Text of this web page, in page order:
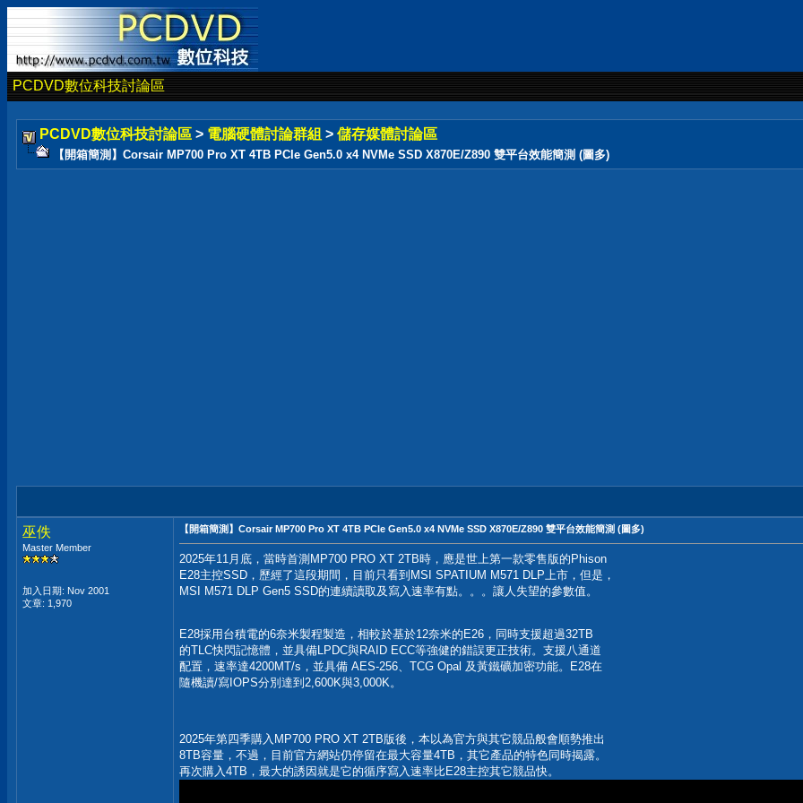
PCDVD數位科技討論區
PCDVD數位科技討論區 > 電腦硬體討論群組 > 儲存媒體討論區
【開箱簡測】Corsair MP700 Pro XT 4TB PCIe Gen5.0 x4 NVMe SSD X870E/Z890 雙平台效能簡測 (圖多)
巫佚
Master Member
加入日期: Nov 2001
文章: 1,970
【開箱簡測】Corsair MP700 Pro XT 4TB PCIe Gen5.0 x4 NVMe SSD X870E/Z890 雙平台效能簡測 (圖多)
2025年11月底，當時首測MP700 PRO XT 2TB時，應是世上第一款零售版的Phison
E28主控SSD，歷經了這段期間，目前只看到MSI SPATIUM M571 DLP上市，但是，
MSI M571 DLP Gen5 SSD的連續讀取及寫入速率有點。。。讓人失望的參數值。
E28採用台積電的6奈米製程製造，相較於基於12奈米的E26，同時支援超過32TB
的TLC快閃記憶體，並具備LPDC與RAID ECC等強健的錯誤更正技術。支援八通道
配置，速率達4200MT/s，並具備 AES-256、TCG Opal 及黃鐵礦加密功能。E28在
隨機讀/寫IOPS分別達到2,600K與3,000K。
2025年第四季購入MP700 PRO XT 2TB版後，本以為官方與其它競品般會順勢推出
8TB容量，不過，目前官方網站仍停留在最大容量4TB，其它產品的特色同時揭露。
再次購入4TB，最大的誘因就是它的循序寫入速率比E28主控其它競品快。